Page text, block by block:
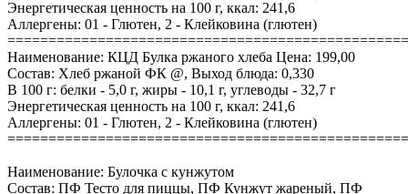
Энергетическая ценность на 100 г, ккал: 241,6
Аллергены: 01 - Глютен, 2 - Клейковина (глютен)
Наименование: КЦД Булка ржаного хлеба Цена: 199,00
Состав: Хлеб ржаной ФК @, Выход блюда: 0,330
В 100 г: белки - 5,0 г, жиры - 10,1 г, углеводы - 32,7 г
Энергетическая ценность на 100 г, ккал: 241,6
Аллергены: 01 - Глютен, 2 - Клейковина (глютен)
Наименование: Булочка с кунжутом
Состав: ПФ Тесто для пиццы, ПФ Кунжут жареный, ПФ